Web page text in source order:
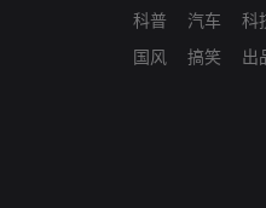
科普
国风
汽车
搞笑
科
出